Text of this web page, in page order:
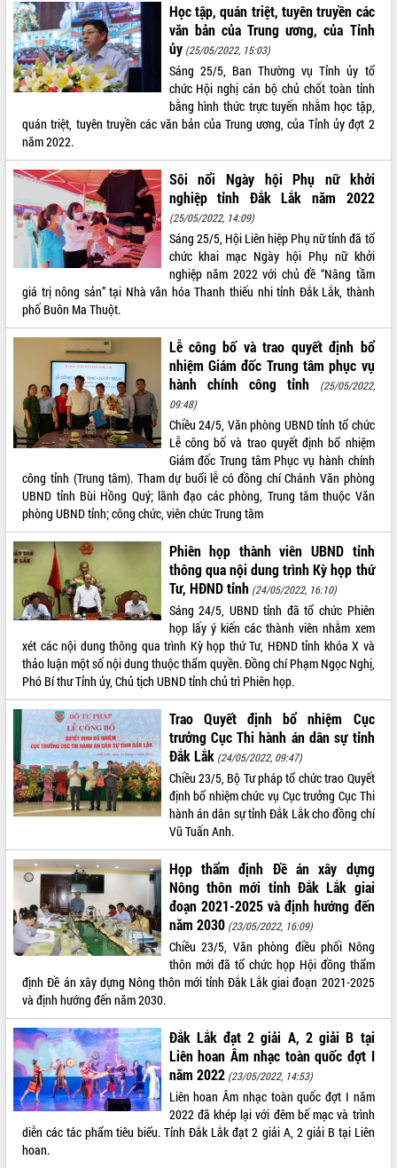
Khám bệnh, cấp phát thuốc miễn phí
và tặng quà người dân xã Cư Pui
Hội nghị UBND tỉnh Đắk Lắk thường kỳ
tháng 7/2026
Lễ truy tặng danh hiệu “Bà Mẹ Việt
Nam Anh hùng” và trao Huân chương
Lao động
UBND tỉnh Đắk Lắk triển khai nhiệm
vụ 6 tháng cuối năm 2026
Kỳ họp thứ Hai, Hội đồng nhân dân
tỉnh khóa XI quyết nghị nhiều nội dung
quan trọng
Bí thư Tỉnh ủy Lương Nguyễn Minh
Triết thăm, tặng quà người có công với
cách mạng
Rà soát, hoàn thiện hệ thống thiết chế
văn hóa, thể thao đáp ứng yêu cầu
phát triển mới
Thường trực HĐND tỉnh Đắk Lắk gặp
mặt Đoàn chuyên gia y tế TP. Hồ Chí
Minh
Lễ truy điệu và an táng hài cốt liệt sĩ
tại Nghĩa trang Liệt sĩ xã Sơn Hòa
Bàn giải pháp tháo gỡ khó khăn trong
xuất khẩu sầu riêng và triển khai quy
định EUDR
Thứ trưởng Bộ Nông nghiệp và Môi
trường Nguyễn Hoàng Hiệp khảo sát
vùng trồng và doanh nghiệp đóng gói
sầu riêng tại Đắk Lắk
Trình diễn nghệ thuật chế biến các
món ăn từ sầu riêng
Đắk Lắk công bố Quy hoạch và xúc
tiến đầu tư tỉnh
Ngành cá ngừ Đắk Lắk chủ động thích
ứng để giữ vững thị trường xuất khẩu
Diễn đàn Kinh tế tư nhân Việt Nam đột
Đề án 06 tạo bước ngoặt đột phá trong
cải cách hành chính tỉnh Đắk Lắk
Kết nối tour, đẩy mạnh chuyển đổi số
để phát triển du lịch Đắk Lắk
Khởi động Dự án Đầu tư xây dựng hạ
tầng kỹ thuật Cụm công nghiệp Tân
Gặp mặt các cơ quan báo chí nhân Kỷ
niệm 101 năm Ngày Báo chí Cách
mạng Việt Nam
Đắk Lắk sơ kết 4 năm triển khai thực
hiện Đề án 06 của Chính phủ
Họp báo thông tin về Hội nghị Công bố
Quy hoạch và Xúc tiến đầu tư tỉnh Đắk
Khơi thông điểm nghẽn, đẩy nhanh
giải ngân vốn khắc phục thiên tai
ALBUM ẢNH
LIÊN KẾT WEB
THỐNG KÊ TRUY CẬP
Hôm nay: 848
Tất cả:
66046171
Học tập, quán triệt, tuyên truyền các
văn bản của Trung ương, của Tỉnh
ủy (25/05/2022, 15:03)
Sáng 25/5, Ban Thường vụ Tỉnh ủy tổ
chức Hội nghị cán bộ chủ chốt toàn tỉnh
bằng hình thức trực tuyến nhằm học tập,
quán triệt, tuyên truyền các văn bản của Trung ương, của Tỉnh ủy đợt 2
năm 2022.
Sôi nổi Ngày hội Phụ nữ khởi
nghiệp tỉnh Đắk Lắk năm 2022
(25/05/2022, 14:09)
Sáng 25/5, Hội Liên hiệp Phụ nữ tỉnh đã tổ
chức khai mạc Ngày hội Phụ nữ khởi
nghiệp năm 2022 với chủ đề “Nâng tầm
giá trị nông sản” tại Nhà văn hóa Thanh thiếu nhi tỉnh Đắk Lắk, thành
phố Buôn Ma Thuột.
Lễ công bố và trao quyết định bổ
nhiệm Giám đốc Trung tâm phục vụ
hành chính công tỉnh
(25/05/2022,
09:48)
Chiều 24/5, Văn phòng UBND tỉnh tổ chức
Lễ công bố và trao quyết định bổ nhiệm
Giám đốc Trung tâm Phục vụ hành chính
công tỉnh (Trung tâm). Tham dự buổi lễ có đồng chí Chánh Văn phòng
UBND tỉnh Bùi Hồng Quý; lãnh đạo các phòng, Trung tâm thuộc Văn
phòng UBND tỉnh; công chức, viên chức Trung tâm
Phiên họp thành viên UBND tỉnh
thông qua nội dung trình Kỳ họp thứ
Tư, HĐND tỉnh (24/05/2022, 16:10)
Sáng 24/5, UBND tỉnh đã tổ chức Phiên
họp lấy ý kiến các thành viên nhằm xem
xét các nội dung thông qua trình Kỳ họp thứ Tư, HĐND tỉnh khóa X và
thảo luận một số nội dung thuộc thẩm quyền. Đồng chí Phạm Ngọc Nghị,
Phó Bí thư Tỉnh ủy, Chủ tịch UBND tỉnh chủ trì Phiên họp.
Trao Quyết định bổ nhiệm Cục
trưởng Cục Thi hành án dân sự tỉnh
Đắk Lắk (24/05/2022, 09:47)
Chiều 23/5, Bộ Tư pháp tổ chức trao Quyết
định bổ nhiệm chức vụ Cục trưởng Cục Thi
hành án dân sự tỉnh Đắk Lắk cho đồng chí
Vũ Tuấn Anh.
Họp thẩm định Đề án xây dựng
Nông thôn mới tỉnh Đắk Lắk giai
đoạn 2021-2025 và định hướng đến
năm 2030 (23/05/2022, 16:09)
Chiều 23/5, Văn phòng điều phối Nông
thôn mới đã tổ chức họp Hội đồng thẩm
định Đề án xây dựng Nông thôn mới tỉnh Đắk Lắk giai đoạn 2021-2025
và định hướng đến năm 2030.
Đắk Lắk đạt 2 giải A, 2 giải B tại
Liên hoan Âm nhạc toàn quốc đợt I
năm 2022 (23/05/2022, 14:53)
Liên hoan Âm nhạc toàn quốc đợt I năm
2022 đã khép lại với đêm bế mạc và trình
diễn các tác phẩm tiêu biểu. Tỉnh Đắk Lắk đạt 2 giải A, 2 giải B tại Liên
hoan.